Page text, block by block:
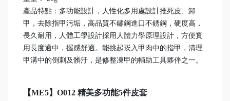
產品特點：多功能設計，人性化多用處設計推死皮、卸
甲，去除指甲污垢，高品質不鏽鋼進口不銹鋼，硬度高，
長久耐用，人體工學設計採用人體力學原理設計，方便實
用長度適中，握感舒適。能挑起崁入甲肉中的指甲，清理
甲溝中的倒刺及髒汙，是修整凍甲的輔助工具夥伴之一。
【ME5】O012 精美多功能5件皮套